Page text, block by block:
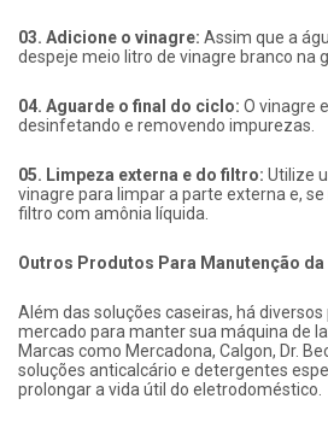
03. Adicione o vinagre: Assim que a
despeje meio litro de vinagre branco na
04. Aguarde o final do ciclo: O vinagre
desinfetando e removendo impurezas.
05. Limpeza externa e do filtro: Utilize
vinagre para limpar a parte externa e,
filtro com amônia líquida.
Outros Produtos Para Manutenção da
Além das soluções caseiras, há
mercado para manter sua máquina de
Marcas como Mercadona, Calgon, Dr.
soluções anticalcário e detergentes
prolongar a vida útil do eletrodoméstico.